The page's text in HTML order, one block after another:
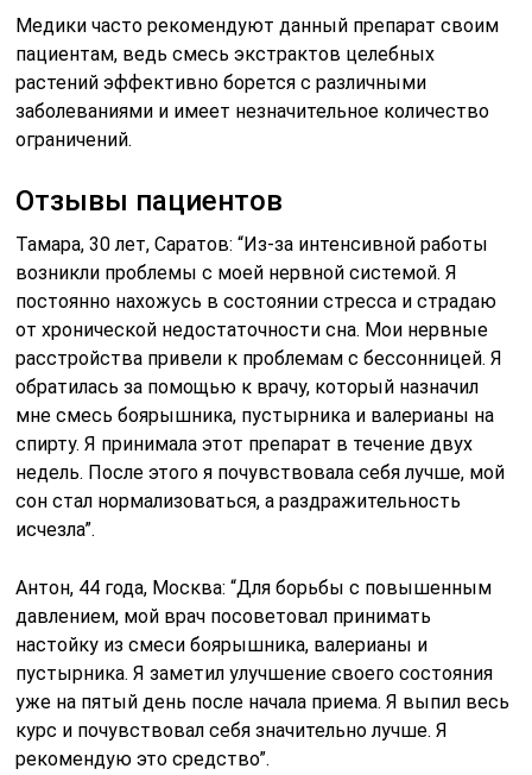
Медики часто рекомендуют данный препарат своим
пациентам, ведь смесь экстрактов целебных
растений эффективно борется с различными
заболеваниями и имеет незначительное количество
ограничений.
Отзывы пациентов
Тамара, 30 лет, Саратов: “Из-за интенсивной работы
возникли проблемы с моей нервной системой. Я
постоянно нахожусь в состоянии стресса и страдаю
от хронической недостаточности сна. Мои нервные
расстройства привели к проблемам с бессонницей. Я
обратилась за помощью к врачу, который назначил
мне смесь боярышника, пустырника и валерианы на
спирту. Я принимала этот препарат в течение двух
недель. После этого я почувствовала себя лучше, мой
сон стал нормализоваться, а раздражительность
исчезла”.
Антон, 44 года, Москва: “Для борьбы с повышенным
давлением, мой врач посоветовал принимать
настойку из смеси боярышника, валерианы и
пустырника. Я заметил улучшение своего состояния
уже на пятый день после начала приема. Я выпил весь
курс и почувствовал себя значительно лучше. Я
рекомендую это средство”.